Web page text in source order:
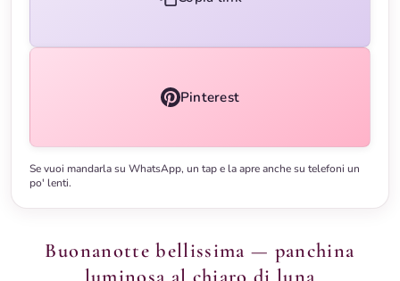
Pinterest
Se vuoi mandarla su WhatsApp, un tap e la apre anche su telefoni un
po' lenti.
Buonanotte bellissima — panchina
luminosa al chiaro di luna